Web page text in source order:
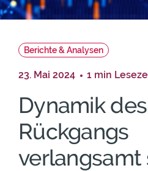
Berichte & Analysen
23. Mai 2024 1 min
Dynamik
Rückgangs
verlangsamt